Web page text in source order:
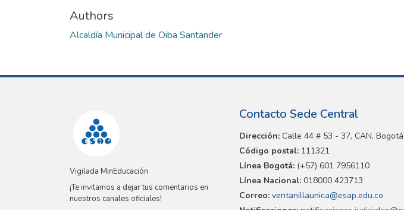
Authors
Alcaldía Municipal de Oiba Santander
Vigilada MinEducación
¡Te invitamos a dejar tus comentarios en
nuestros canales oficiales!
Contacto Sede Central
Dirección: Calle 44 # 53 - 37, CAN, Bogotá
Código postal: 111321
Línea Bogotá: (+57) 601 7956110
Línea Nacional: 018000 423713
Correo: ventanillaunica@esap.edu.co